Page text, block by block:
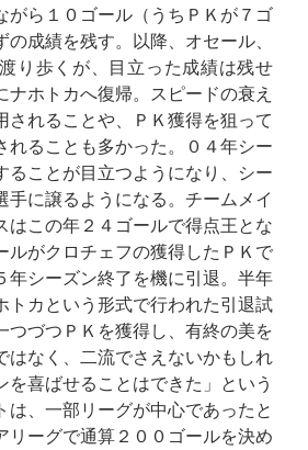
がら１０ゴール（うちＰＫが７ゴ
成績を残す。以降、オセール、
り歩くが、目立った成績は残せ
ナホトカへ復帰。スピードの衰え
されることや、ＰＫ獲得を狙って
れることも多かった。０４年シー
ることが目立つようになり、シー
手に譲るようになる。チームメイ
はこの年２４ゴールで得点王とな
ルがクロチェフの獲得したＰＫで
年シーズン終了を機に引退。半年
トカという形式で行われた引退試
つづつＰＫを獲得し、有終の美を
はなく、二流でさえないかもしれ
を喜ばせることはできた」という
は、一部リーグが中心であったと
リーグで通算２００ゴールを決め